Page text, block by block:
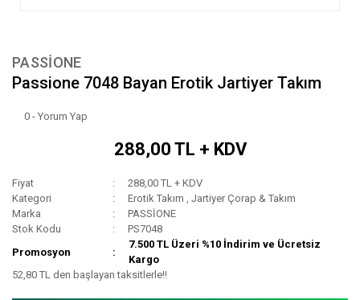
PASSİONE
Passione 7048 Bayan Erotik Jartiyer Takım
0 - Yorum Yap
288,00 TL + KDV
Fiyat
288,00 TL + KDV
Kategori
Erotik Takım ,Jartiyer Çorap & Takım
Marka
PASSİONE
Stok Kodu
PS7048
Promosyon
7.500 TL Üzeri %10 İndirim ve Ücretsiz
Kargo
52,80 TL den başlayan taksitlerle!!